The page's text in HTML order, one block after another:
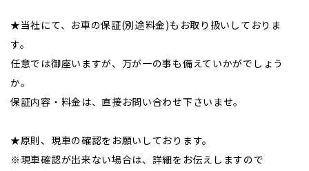
★当社にて、お車の保証(別途料金)もお取り扱いしておりま
す。
任意では御座いますが、万が一の事も備えていかがでしょう
か。
保証内容・料金は、直接お問い合わせ下さいませ。
★原則、現車の確認をお願いしております。
※現車確認が出来ない場合は、詳細をお伝えしますので